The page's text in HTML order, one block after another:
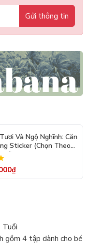
Gửi thông tin
Và Ngộ Nghĩnh: Căn
Sticker (Chọn Theo
Đề) - Hơn 250 Sticker
gồm 4 tập dành cho bé